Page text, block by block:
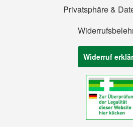
Privatsphäre &
Widerruf